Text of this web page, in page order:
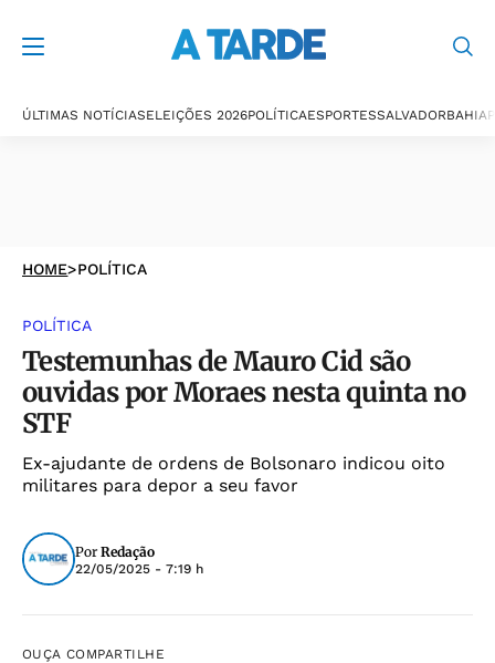
ÚLTIMAS NOTÍCIASELEIÇÕES 2026POLÍTICAESPORTESSALVADORBAHIA
HOME>POLÍTICA
POLÍTICA
Testemunhas de Mauro Cid são
ouvidas por Moraes nesta quinta no
STF
Ex-ajudante de ordens de Bolsonaro indicou oito
militares para depor a seu favor
Por Redação
22/05/2025 - 7:19 h
OUÇA COMPARTILHE